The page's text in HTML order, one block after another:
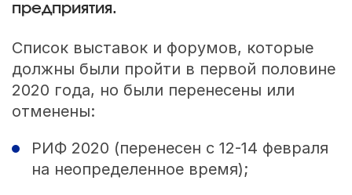
предприятия.
Список выставок и форумов, которые
должны были пройти в первой половине
2020 года, но были перенесены или
отменены:
РИФ 2020 (перенесен с 12-14 февраля
на неопределенное время);